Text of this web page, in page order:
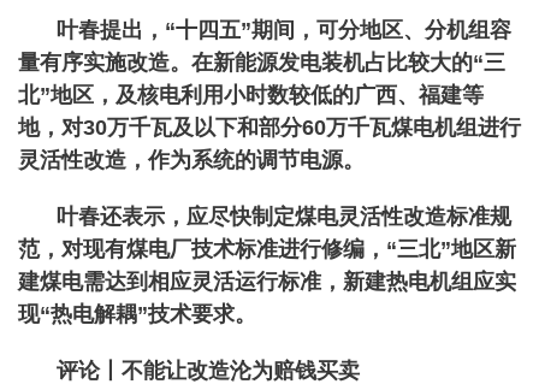
叶春提出，“十四五”期间，可分地区、分机组容
量有序实施改造。在新能源发电装机占比较大的“三
北”地区，及核电利用小时数较低的广西、福建等
地，对30万千瓦及以下和部分60万千瓦煤电机组进行
灵活性改造，作为系统的调节电源。
叶春还表示，应尽快制定煤电灵活性改造标准规
范，对现有煤电厂技术标准进行修编，“三北”地区新
建煤电需达到相应灵活运行标准，新建热电机组应实
现“热电解耦”技术要求。
评论丨不能让改造沦为赔钱买卖